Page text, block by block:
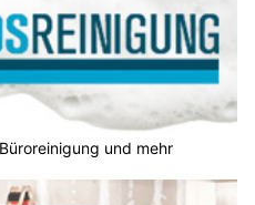
und mehr